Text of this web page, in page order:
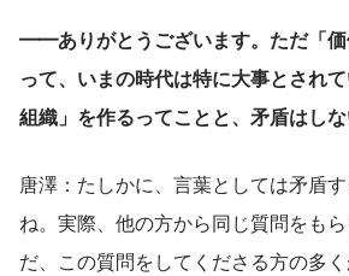
━━ありがとうございます。ただ「価
って、いまの時代は特に大事とされ
組織」を作るってことと、矛盾はし
唐澤：たしかに、言葉としては矛盾
ね。実際、他の方から同じ質問をも
だ、この質問をしてくださる方の多